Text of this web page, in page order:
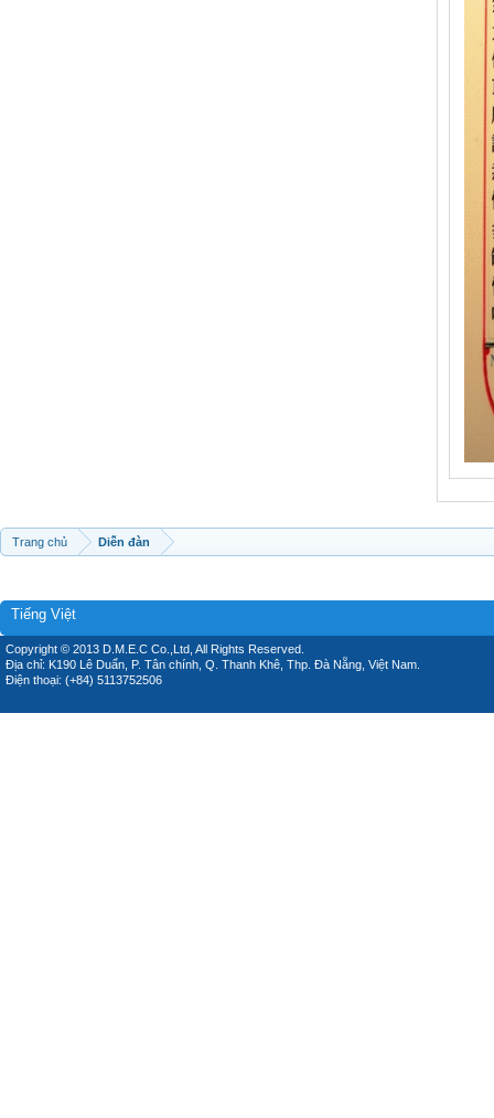
Trang chủ Diễn đàn
Tiếng Việt
Copyright © 2013 D.M.E.C Co.,Ltd, All Rights Reserved.
Địa chỉ: K190 Lê Duẩn, P. Tân chính, Q. Thanh Khê, Thp. Đà Nẵng, Việt Nam.
Điện thoại: (+84) 5113752506